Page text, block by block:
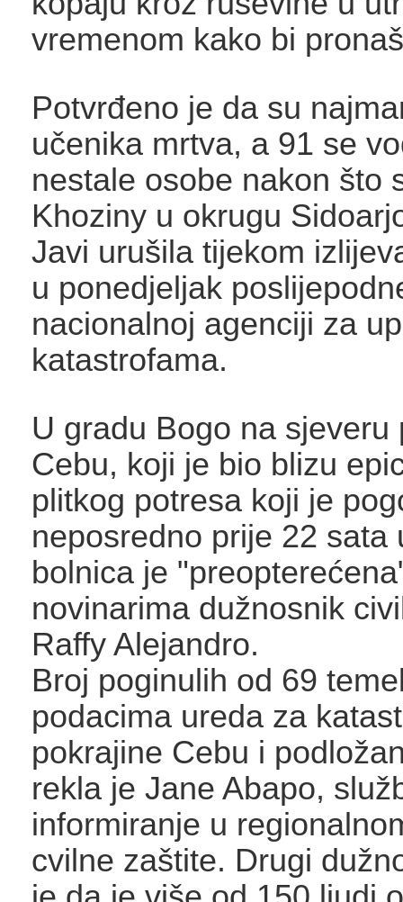
vremenom kako bi
Potvrđeno je da su
učenika mrtva, a 91 se
nestale osobe nakon što
Khoziny u okrugu
Javi urušila tijekom
u ponedjeljak
nacionalnoj agenciji za
katastrofama.
U gradu Bogo na sjeveru
Cebu, koji je bio blizu
plitkog potresa koji je
neposredno prije 22 sata
bolnica je
novinarima dužnosnik
Raffy Alejandro.
Broj poginulih od 69
podacima ureda za
pokrajine Cebu i
rekla je Jane Abapo,
informiranje u
cvilne zaštite. Drugi